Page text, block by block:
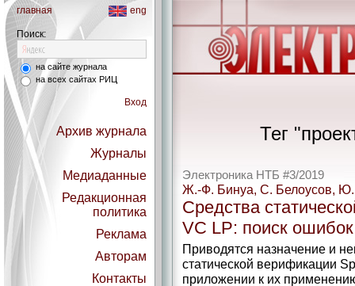
главная eng
Поиск:
на сайте журнала
на всех сайтах РИЦ
Вход
Архив журнала
Журналы
Медиаданные
Редакционная
политика
Реклама
Авторам
Контакты
Тег
Электроника НТБ #3/2019
Ж.-Ф. Бинуа, С. Белоусов, Ю.
Средства
VC LP: поиск
Приводятся назначение и
статической верификации
приложении к их